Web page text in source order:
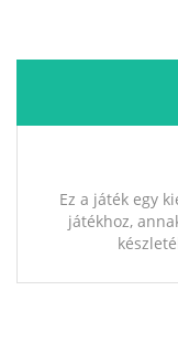
Ez a játék egy
játékhoz,